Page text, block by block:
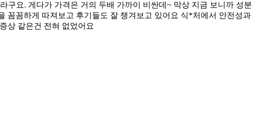
구요. 게다가 가격은 거의 두배 가까이 비싼데~ 막상 지금 보니까 성분
꼼꼼하게 따져보고 후기들도 잘 챙겨보고 있어요 식*처에서 안전성과
상 같은건 전혀 없었어요